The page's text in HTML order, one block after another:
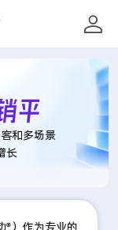
平
和多场景
长
）作为专业的